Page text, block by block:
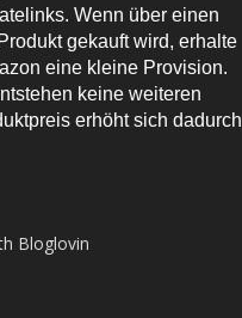
Wenn über einen
gekauft wird, erhalte
eine kleine Provision.
keine weiteren
erhöht sich dadurch
Bloglovin